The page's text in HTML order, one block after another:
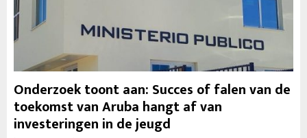
Onderzoek toont aan: Succes of falen van de
toekomst van Aruba hangt af van
investeringen in de jeugd